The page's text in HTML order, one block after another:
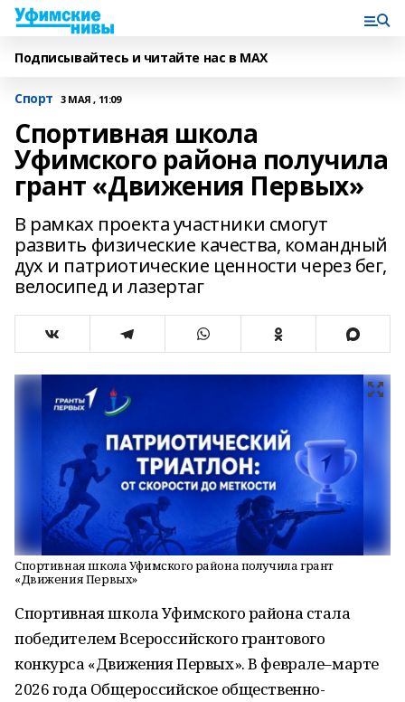
Подписывайтесь и читайте нас в MAX
Спорт 3 МАЯ , 11:09
Спортивная школа
Уфимского района получила
грант «Движения Первых»
В рамках проекта участники смогут
развить физические качества, командный
дух и патриотические ценности через бег,
велосипед и лазертаг
Спортивная школа Уфимского района получила грант
«Движения Первых»
Спортивная школа Уфимского района стала
победителем Всероссийского грантового
конкурса «Движения Первых». В феврале–марте
2026 года Общероссийское общественно-